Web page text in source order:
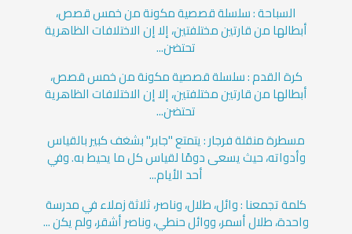
السباحة : سلسلة قصصية مكونة من خمس قصص،
أبطالها من قارتين مختلفتين، إلا إن الاختلافات الظاهرية
تحتضن...
كرة القدم : سلسلة قصصية مكونة من خمس قصص،
أبطالها من قارتين مختلفتين، إلا إن الاختلافات الظاهرية
تحتضن...
مسطرة منقلة فرجار : يتمتع "جابر" بشغف كبير بالقياس
وأدواته، حيث يسعى دومًا لقياس كل ما يحيط به. وفي
أحد الأيام...
كلمة تجمعنا : وائل، طلال، وناصر، ثلاثة زملاء في مدرسة
واحدة، طلال أسمر، ووائل حنطي، وناصر أشقر، ولم يكن ...